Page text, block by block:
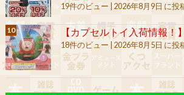
19件のビュー 2026年8月9日 に投
【カプセルトイ入荷情報！】
18件のビュー 2026年8月5日 に投